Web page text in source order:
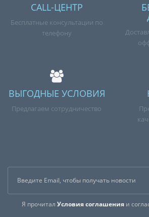
CALL-ЦЕНТР
Бесплатные консультации по
телефону
ВЫГОДНЫЕ УСЛОВИЯ
Предлагаем сотрудничество
Я прочитал Условия соглашенияи